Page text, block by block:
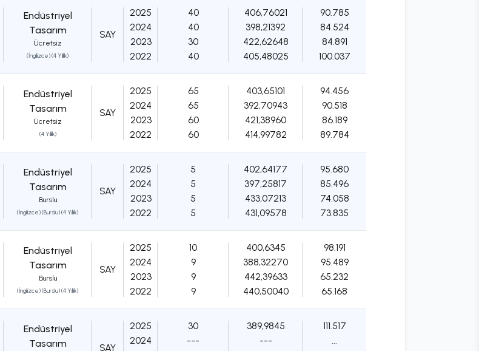
Endüstriyel
Tasarım
Ücretsiz
(İngilizce) (4 Yıllık)
SAY
2025
2024
2023
2022
40
40
30
40
406,76021
398,21392
422,62648
405,48025
90.785
84.524
84.891
100.037
Endüstriyel
Tasarım
Ücretsiz
(4 Yıllık)
SAY
2025
2024
2023
2022
65
65
60
60
403,65101
392,70943
421,38960
414,99782
94.456
90.518
86.189
89.784
Endüstriyel
Tasarım
Burslu
(İngilizce) (Burslu) (4 Yıllık)
SAY
2025
2024
2023
2022
5
5
5
5
402,64177
397,25817
433,07213
431,09578
95.680
85.496
74.058
73.835
Endüstriyel
Tasarım
Burslu
(İngilizce) (Burslu) (4 Yıllık)
SAY
2025
2024
2023
2022
10
9
9
9
400,6345
388,32270
442,39633
440,50040
98.191
95.489
65.232
65.168
Endüstriyel
Tasarım
SAY
2025
2024
30
---
389,9845
---
111.517
...